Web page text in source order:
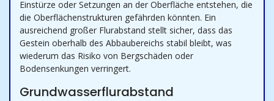
Einstürze oder Setzungen an der Oberfläche entstehen, die
die Oberflächenstrukturen gefährden könnten. Ein
ausreichend großer Flurabstand stellt sicher, dass das
Gestein oberhalb des Abbaubereichs stabil bleibt, was
wiederum das Risiko von Bergschäden oder
Bodensenkungen verringert.
Grundwasserflurabstand